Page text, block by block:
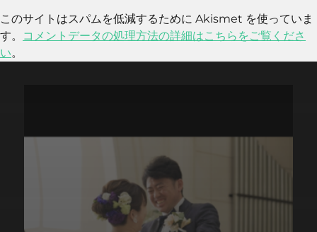
このサイトはスパムを低減するために Akismet を使っていま
す。
コメントデータの処理方法の詳細はこちらをご覧くださ
い。